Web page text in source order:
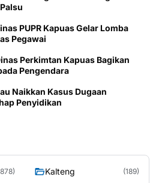
PUPR Kapuas Gelar Lomba
Pegawai
Perkimtan Kapuas Bagikan
Pengendara
Naikkan Kasus Dugaan
Penyidikan
Kalteng (189)